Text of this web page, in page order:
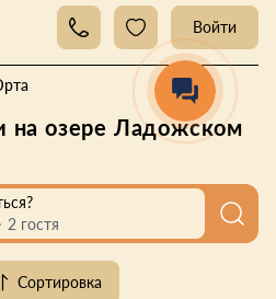
Войти
на озере Ладожском
2 гостя
Сортировка